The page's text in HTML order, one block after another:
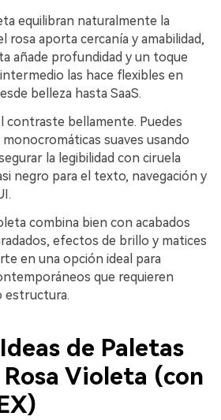
equilibran naturalmente la
rosa aporta cercanía y amabilidad,
añade profundidad y un toque
las hace flexibles en
belleza hasta SaaS.
contraste bellamente. Puedes
suaves usando
la legibilidad con ciruela
negro para el texto, navegación y
combina bien con acabados
efectos de brillo y matices
en una opción ideal para
que requieren
estructura.
de Paletas
Violeta (con